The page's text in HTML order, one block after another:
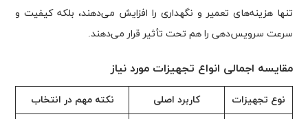
تنها هزینه‌های تعمیر و نگهداری را افزایش می‌دهند، بلکه کیفیت و
سرعت سرویس‌دهی را هم تحت تأثیر قرار می‌دهند.
مقایسه اجمالی انواع تجهیزات مورد نیاز
نوع تجهیزات کاربرد اصلی نکته مهم در انتخاب